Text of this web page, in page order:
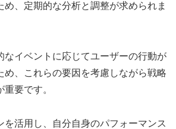
め、定期的な分析と調整が求められま
なイベントに応じてユーザーの行動が
め、これらの要因を考慮しながら戦略
要です。
を活用し、自分自身のパフォーマンス